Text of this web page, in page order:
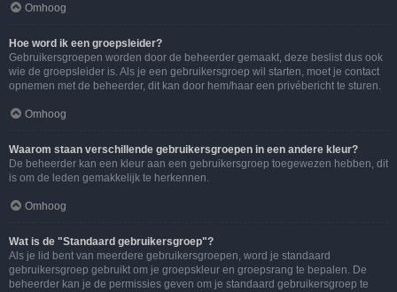
Omhoog
Hoe word ik een groepsleider?
Gebruikersgroepen worden door de beheerder gemaakt, deze beslist dus ook
wie de groepsleider is. Als je een gebruikersgroep wil starten, moet je contact
opnemen met de beheerder, dit kan door hem/haar een privébericht te sturen.
Omhoog
Waarom staan verschillende gebruikersgroepen in een andere kleur?
De beheerder kan een kleur aan een gebruikersgroep toegewezen hebben, dit
is om de leden gemakkelijk te herkennen.
Omhoog
Wat is de "Standaard gebruikersgroep"?
Als je lid bent van meerdere gebruikersgroepen, word je standaard
gebruikersgroep gebruikt om je groepskleur en groepsrang te bepalen. De
beheerder kan je de permissies geven om je standaard gebruikersgroep te